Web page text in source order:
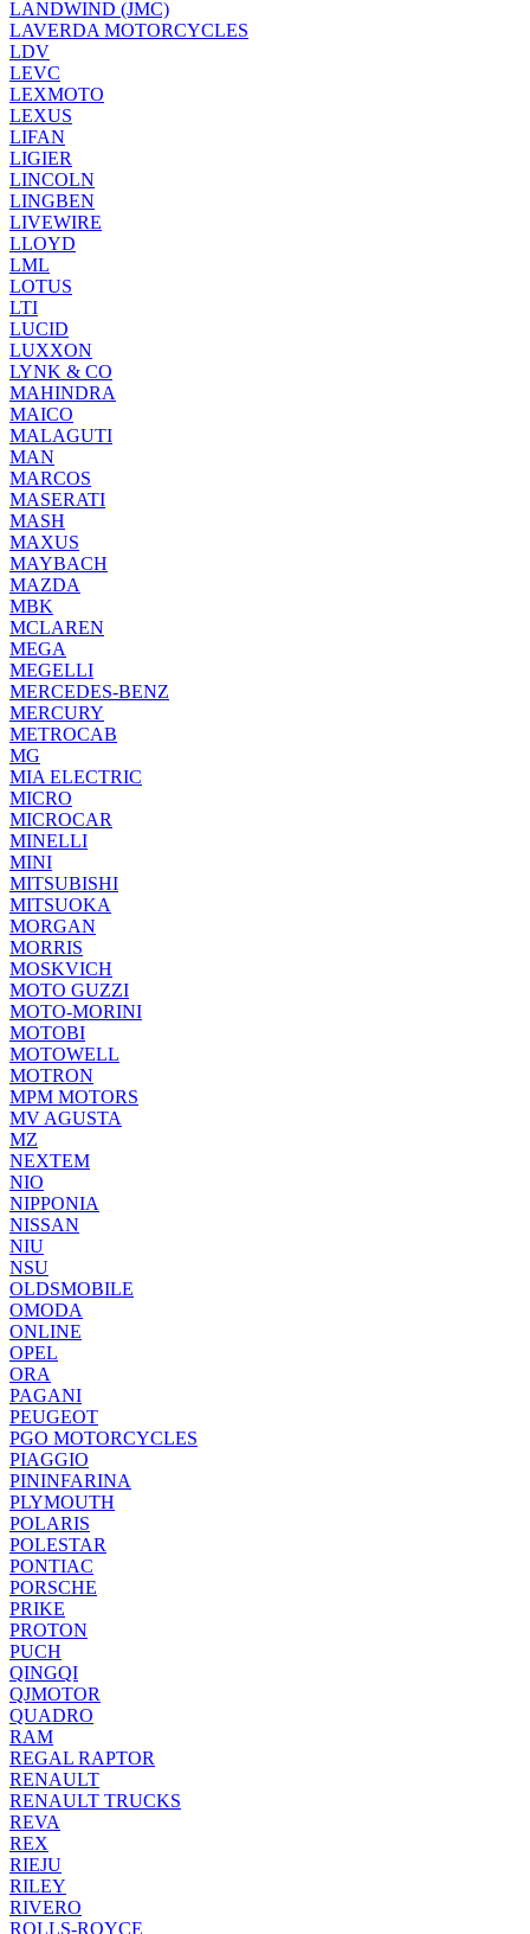
LANDWIND (JMC)
LAVERDA MOTORCYCLES
LDV
LEVC
LEXMOTO
LEXUS
LIFAN
LIGIER
LINCOLN
LINGBEN
LIVEWIRE
LLOYD
LML
LOTUS
LTI
LUCID
LUXXON
LYNK & CO
MAHINDRA
MAICO
MALAGUTI
MAN
MARCOS
MASERATI
MASH
MAXUS
MAYBACH
MAZDA
MBK
MCLAREN
MEGA
MEGELLI
MERCEDES-BENZ
MERCURY
METROCAB
MG
MIA ELECTRIC
MICRO
MICROCAR
MINELLI
MINI
MITSUBISHI
MITSUOKA
MORGAN
MORRIS
MOSKVICH
MOTO GUZZI
MOTO-MORINI
MOTOBI
MOTOWELL
MOTRON
MPM MOTORS
MV AGUSTA
MZ
NEXTEM
NIO
NIPPONIA
NISSAN
NIU
NSU
OLDSMOBILE
OMODA
ONLINE
OPEL
ORA
PAGANI
PEUGEOT
PGO MOTORCYCLES
PIAGGIO
PININFARINA
PLYMOUTH
POLARIS
POLESTAR
PONTIAC
PORSCHE
PRIKE
PROTON
PUCH
QINGQI
QJMOTOR
QUADRO
RAM
REGAL RAPTOR
RENAULT
RENAULT TRUCKS
REVA
REX
RIEJU
RILEY
RIVERO
ROLLS-ROYCE